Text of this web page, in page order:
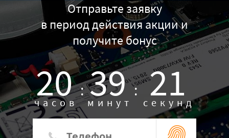
Отправьте заявку
в период действия акции и
получите бонус
20 :
часов 39 :
минут 20
секунд